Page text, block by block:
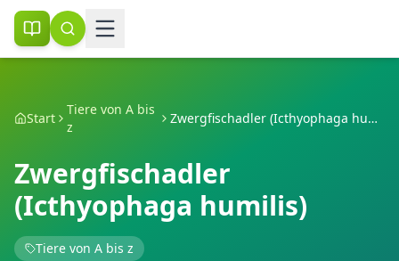
Start
Tiere von A bis
z
Zwergfischadler (Icthyophaga humilis)
Zwergfischadler
(Icthyophaga humilis)
Tiere von A bis z